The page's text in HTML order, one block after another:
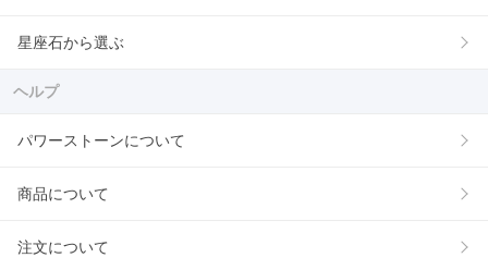
星座石から選ぶ
ヘルプ
パワーストーンについて
商品について
注文について